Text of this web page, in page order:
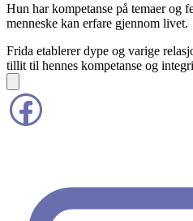
Hun har kompetanse på temaer og
menneske kan erfare gjennom livet.
Frida etablerer dype og varige
tillit til hennes kompetanse og